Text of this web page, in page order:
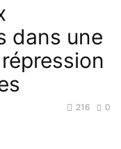
dans une
0
216